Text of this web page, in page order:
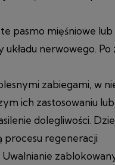
pasmo mięśniowe
nerwowego.
zabiegami, w
ich zastosowaniu
dolegliwości.
procesu regeneracji
Uwalnianie